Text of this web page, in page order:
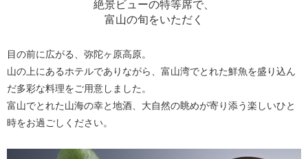
絶景ビューの特等席で、
富山の旬をいただく
目の前に広がる、弥陀ヶ原高原。
山の上にあるホテルでありながら、富山湾でとれた鮮魚を盛り込ん
だ多彩な料理をご用意しました。
富山でとれた山海の幸と地酒、大自然の眺めが寄り添う楽しいひと
時をお過ごしください。